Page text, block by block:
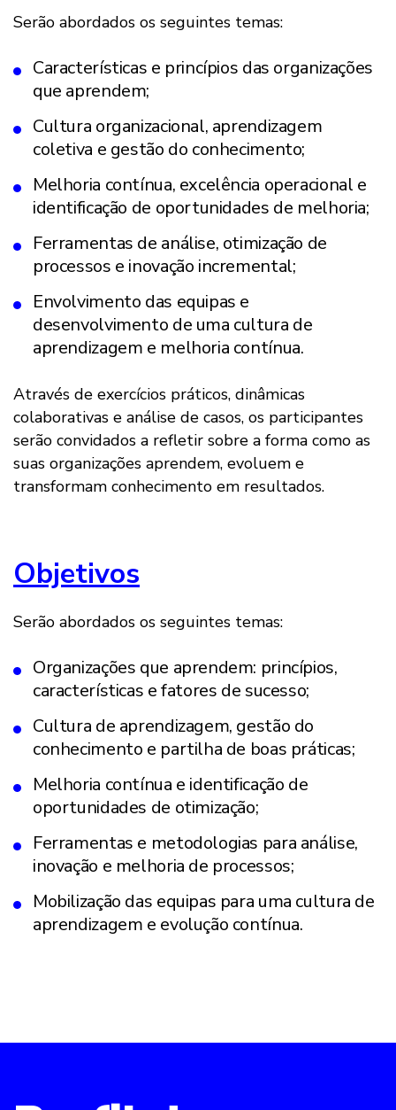
Serão abordados os seguintes temas:
Características e princípios das organizações
que aprendem;
Cultura organizacional, aprendizagem
coletiva e gestão do conhecimento;
Melhoria contínua, excelência operacional e
identificação de oportunidades de melhoria;
Ferramentas de análise, otimização de
processos e inovação incremental;
Envolvimento das equipas e
desenvolvimento de uma cultura de
aprendizagem e melhoria contínua.
Através de exercícios práticos, dinâmicas
colaborativas e análise de casos, os participantes
serão convidados a refletir sobre a forma como as
suas organizações aprendem, evoluem e
transformam conhecimento em resultados.
Objetivos
Serão abordados os seguintes temas:
Organizações que aprendem: princípios,
características e fatores de sucesso;
Cultura de aprendizagem, gestão do
conhecimento e partilha de boas práticas;
Melhoria contínua e identificação de
oportunidades de otimização;
Ferramentas e metodologias para análise,
inovação e melhoria de processos;
Mobilização das equipas para uma cultura de
aprendizagem e evolução contínua.